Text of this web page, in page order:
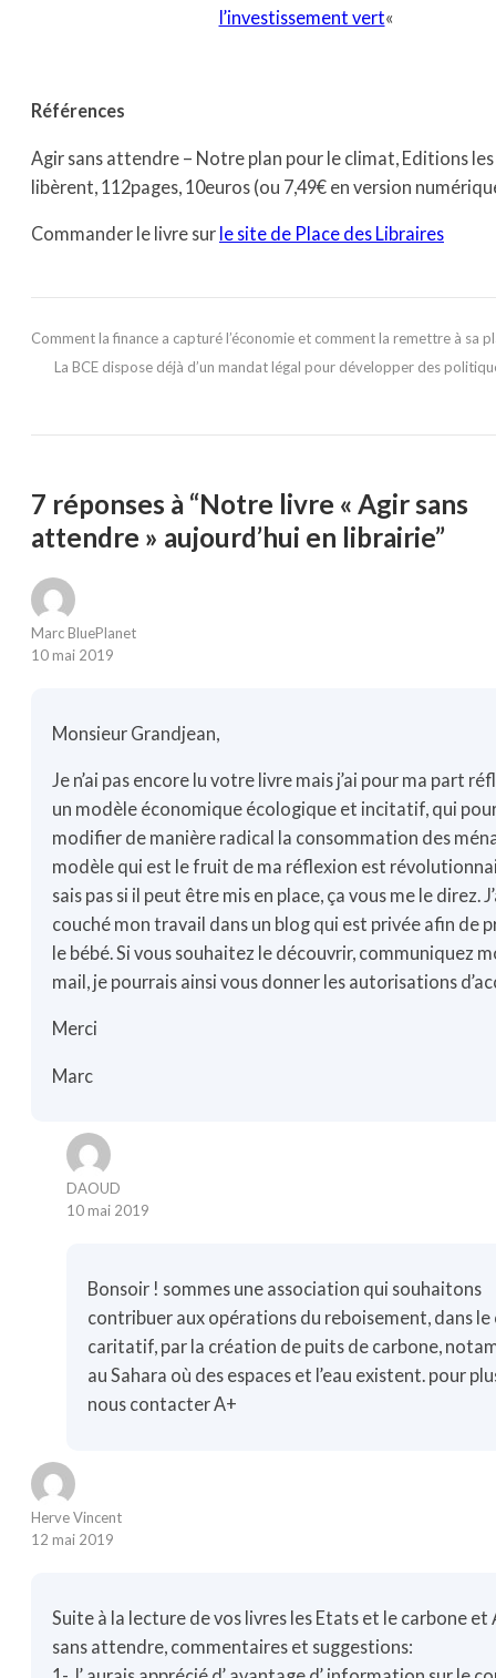
l’investissement vert«
Références
Agir sans attendre – Notre plan pour le climat, Editions
libèrent, 112pages, 10euros (ou 7,49€ en version
Commander le livre sur le site de Place des Libraires
Comment la finance a capturé l’économie et comment la remettre à sa
La BCE dispose déjà d’un mandat légal pour développer des
7 réponses à “Notre livre « Agir sans
attendre » aujourd’hui en librairie”
Marc BluePlanet
10 mai 2019
Monsieur Grandjean,
Je n’ai pas encore lu votre livre mais j’ai pour ma part
un modèle économique écologique et incitatif, qui
modifier de manière radical la consommation des
modèle qui est le fruit de ma réflexion est
sais pas si il peut être mis en place, ça vous me le direz.
couché mon travail dans un blog qui est privée afin de
le bébé. Si vous souhaitez le découvrir, communiquez
mail, je pourrais ainsi vous donner les autorisations
Merci
Marc
DAOUD
10 mai 2019
Bonsoir ! sommes une association qui souhaitons
contribuer aux opérations du reboisement, dans le
caritatif, par la création de puits de carbone,
au Sahara où des espaces et l’eau existent. pour
nous contacter A+
Herve Vincent
12 mai 2019
Suite à la lecture de vos livres les Etats et le carbone et
sans attendre, commentaires et suggestions: